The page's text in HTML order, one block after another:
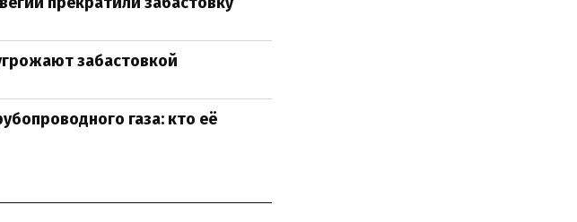
забастовкой
газа: кто её